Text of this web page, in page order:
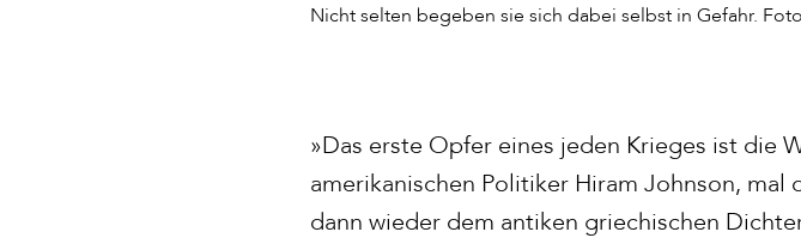
Nicht selten begeben sie sich dabei selbst in Gefahr.
»Das erste Opfer eines jeden Krieges ist die
amerikanischen Politiker Hiram Johnson,
dann wieder dem antiken griechischen